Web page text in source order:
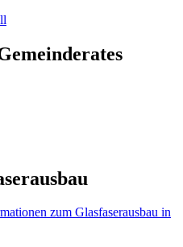
zum Glasfaserausbau in